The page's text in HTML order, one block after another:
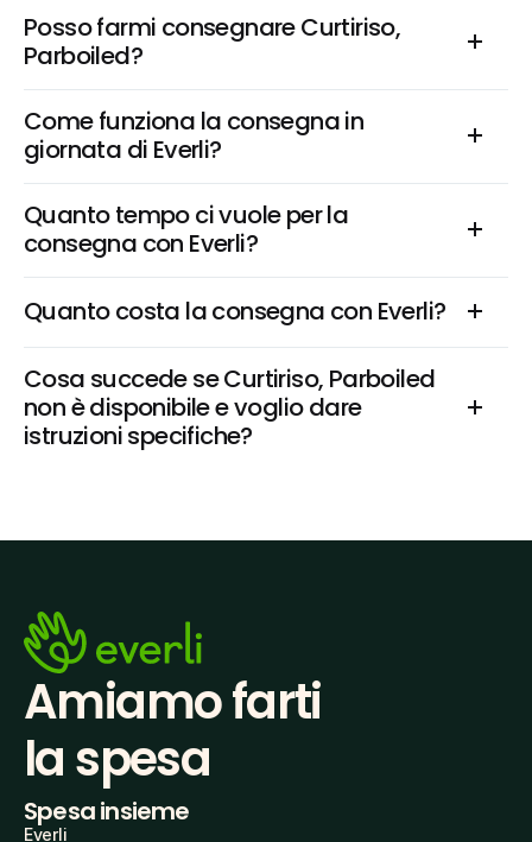
Posso farmi consegnare Curtiriso,
Parboiled?
Come funziona la consegna in
giornata di Everli?
Quanto tempo ci vuole per la
consegna con Everli?
Quanto costa la consegna con Everli?
Cosa succede se Curtiriso, Parboiled
non è disponibile e voglio dare
istruzioni specifiche?
Amiamo farti
la spesa
Spesa insieme
Everli